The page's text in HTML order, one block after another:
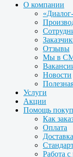
О компании
Отзывы
Мы в
Новости
Услуги
Акции
Помощь
Как
Оплата
Работа